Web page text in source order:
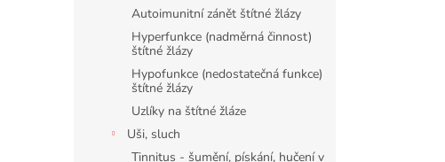
Autoimunitní zánět štítné žlázy
Hyperfunkce (nadměrná činnost)
štítné žlázy
Hypofunkce (nedostatečná funkce)
štítné žlázy
Uzlíky na štítné žláze
Uši, sluch
Tinnitus - šumění, pískání, hučení v